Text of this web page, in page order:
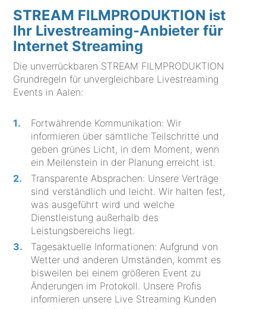
STREAM FILMPRODUKTION ist
Ihr Livestreaming-Anbieter für
Internet Streaming
Die unverrückbaren STREAM FILMPRODUKTION
Grundregeln für unvergleichbare Livestreaming
Events in Aalen:
Fortwährende Kommunikation: Wir
informieren über sämtliche Teilschritte und
geben grünes Licht, in dem Moment, wenn
ein Meilenstein in der Planung erreicht ist.
Transparente Absprachen: Unsere Verträge
sind verständlich und leicht. Wir halten fest,
was ausgeführt wird und welche
Dienstleistung außerhalb des
Leistungsbereichs liegt.
Tagesaktuelle Informationen: Aufgrund von
Wetter und anderen Umständen, kommt es
bisweilen bei einem größeren Event zu
Änderungen im Protokoll. Unsere Profis
informieren unsere Live Streaming Kunden